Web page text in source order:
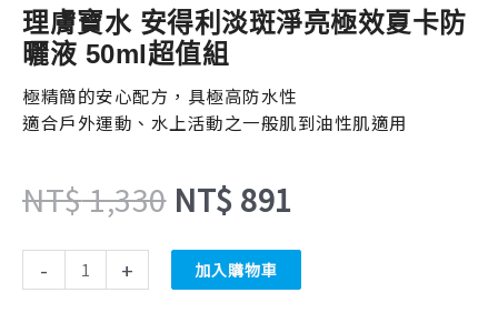
理膚寶水 安得利淡斑淨亮極效夏卡防
曬液 50ml超值組
極精簡的安心配方，具極高防水性
適合戶外運動、水上活動之一般肌到油性肌適用
NT$1,330 NT$ 891
- + 加入購物車